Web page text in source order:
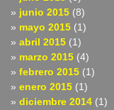
junio 2015 (8)
mayo 2015 (1)
abril 2015 (1)
marzo 2015 (4)
febrero 2015 (1)
enero 2015 (1)
diciembre 2014 (1)